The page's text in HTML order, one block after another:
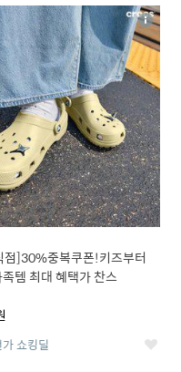
점]30%중복쿠폰!키즈부터
템 최대 혜택가 찬스
쇼킹딜 좋
상
세